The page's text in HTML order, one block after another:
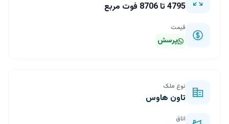
4795 تا 8706 فوت مربع
قیمت
پرسش
نوع ملک
تاون هاوس
اتاق